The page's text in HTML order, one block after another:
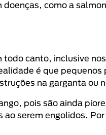
como a
canto, inclusive
é que
na garganta ou
pois são ainda
serem engolidos.